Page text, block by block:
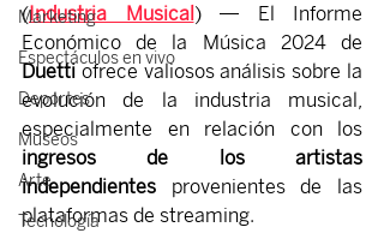
Marketing
Espectáculos en vivo
Deportes
Museos
Arte
Tecnología
(Industria Musical ) — El Informe
Duetti ofrece valiosos análisis sobre la
evolución de la industria musical,
ingresos de los artistas
independientes provenientes de las
plataformas de streaming.